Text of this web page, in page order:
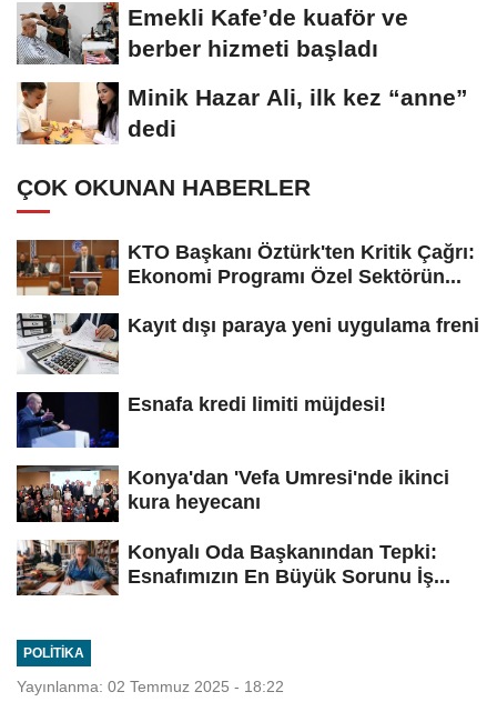
Emekli Kafe’de kuaför ve
berber hizmeti başladı
Minik Hazar Ali, ilk kez “anne”
dedi
ÇOK OKUNAN HABERLER
KTO Başkanı Öztürk'ten Kritik Çağrı:
Ekonomi Programı Özel Sektörün...
Kayıt dışı paraya yeni uygulama freni
Esnafa kredi limiti müjdesi!
Konya'dan 'Vefa Umresi'nde ikinci
kura heyecanı
Konyalı Oda Başkanından Tepki:
Esnafımızın En Büyük Sorunu İş...
POLITIKA
Yayınlanma: 02 Temmuz 2025 - 18:22